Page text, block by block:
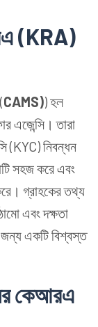
(KRA)
CAMS)) হল
এজেন্সি। তারা
(KYC) নিবন্ধন
সহজ করে এবং
গ্রাহকের তথ্য
এবং দক্ষতা
জন্য একটি বিশ্বস্ত
কেআরএ